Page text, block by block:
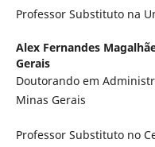
Professor Substituto na
Alex Fernandes
Gerais
Doutorando em
Minas Gerais
Professor Substituto no